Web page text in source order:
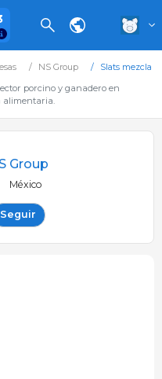
NS Group
Slats mezcla
porcino y ganadero en
alimentaria.
Group
México
Seguir